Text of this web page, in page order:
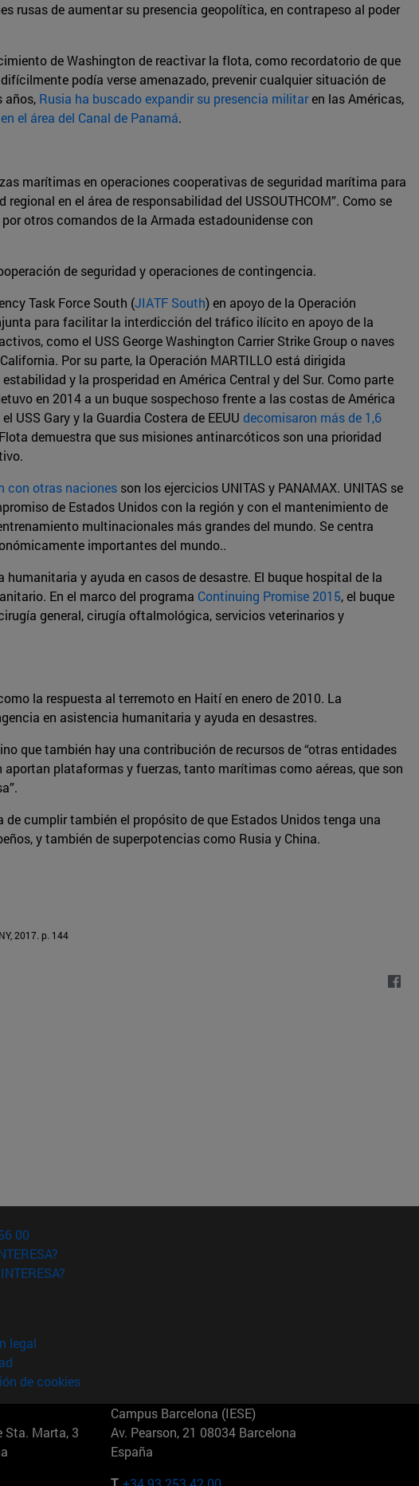
rusas de aumentar su presencia geopolítica, en contrapeso al poder
de Washington de reactivar la flota, como recordatorio de que
podía verse amenazado, prevenir cualquier situación de
años, Rusia ha buscado expandir su presencia militaren las Américas,
el área del Canal de Panamá.
marítimas en operaciones cooperativas de seguridad marítima para
en el área de responsabilidad del USSOUTHCOM”. Como se
otros comandos de la Armada estadounidense con
de seguridad y operaciones de contingencia.
Task Force South (JIATF South) en apoyo de la Operación
para facilitar la interdicción del tráfico ilícito en apoyo de la
como el USS George Washington Carrier Strike Group o naves
Por su parte, la Operación MARTILLO está dirigida
y la prosperidad en América Central y del Sur. Como parte
en 2014 a un buque sospechoso frente a las costas de América
USS Gary y la Guardia Costera de EEUU decomisaron más de 1,6
demuestra que sus misiones antinarcóticos son una prioridad
con otras naciones son los ejercicios UNITAS y PANAMAX. UNITAS se
de Estados Unidos con la región y con el mantenimiento de
multinacionales más grandes del mundo. Se centra
importantes del mundo..
y ayuda en casos de desastre. El buque hospital de la
En el marco del programa Continuing Promise 2015, el buque
general, cirugía oftalmológica, servicios veterinarios y
la respuesta al terremoto en Haití en enero de 2010. La
en asistencia humanitaria y ayuda en desastres.
que también hay una contribución de recursos de “otras entidades
plataformas y fuerzas, tanto marítimas como aéreas, que son
cumplir también el propósito de que Estados Unidos tenga una
y también de superpotencias como Rusia y China.
2017. p. 144
00
legal
de cookies
Sta. Marta, 3
Campus Barcelona (IESE)
Av. Pearson, 21 08034 Barcelona
España